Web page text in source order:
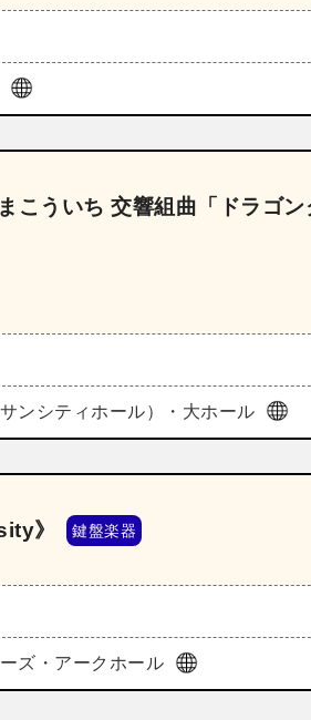
こういち 交響組曲「ドラゴン
ンシティホール）・大ホール
》 鍵盤楽器
ズ・アークホール